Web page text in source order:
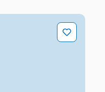
gepostet!